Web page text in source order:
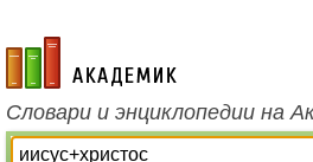
academic.ru
Словари и энциклопедии на